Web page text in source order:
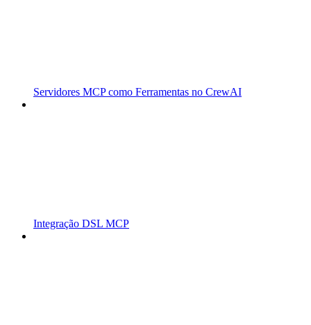
Servidores MCP como Ferramentas no CrewAI
Integração DSL MCP